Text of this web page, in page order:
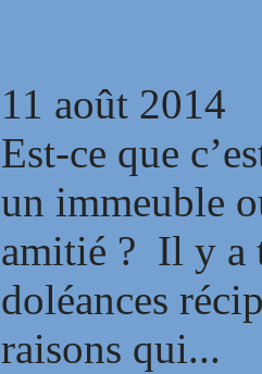
11 août 2014
Est-ce que
un immeuble
amitié ? Il y a
doléances
raisons qui...